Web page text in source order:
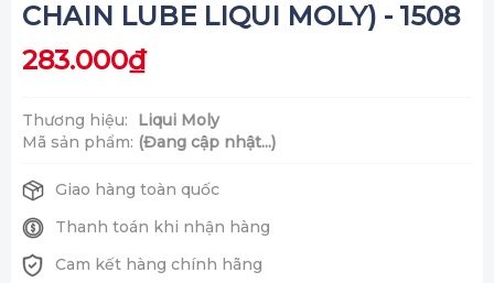
CHAIN LUBE LIQUI MOLY) - 1508
283.000₫
Thương hiệu:
Liqui Moly
Mã sản phẩm: (Đang cập nhật...)
Giao hàng toàn quốc
Thanh toán khi nhận hàng
Cam kết hàng chính hãng